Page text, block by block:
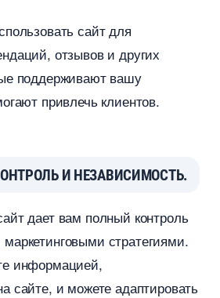
сайт для
отзывов и других
поддерживают вашу
привлечь клиентов.
И НЕЗАВИСИМОСТЬ.
дает вам полный контроль
стратегиями.
информацией,
сайте, и можете адаптировать